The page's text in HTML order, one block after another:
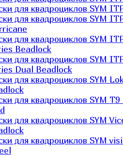
для квадроциклов SYM
для квадроциклов SYM
для квадроциклов SYM
Beadlock
для квадроциклов SYM
Dual Beadlock
для квадроциклов SYM
для квадроциклов SYM T9
для квадроциклов SYM
для квадроциклов SYM